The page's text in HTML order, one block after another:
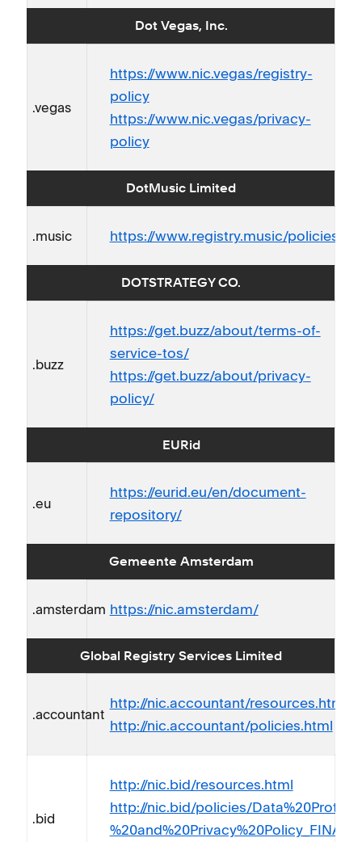
Dot Vegas, Inc.
.vegas
https://www.nic.vegas/registry-
policy
https://www.nic.vegas/privacy-
policy
DotMusic Limited
.music https://www.registry.music/policies
DOTSTRATEGY CO.
.buzz
https://get.buzz/about/terms-of-
service-tos/
https://get.buzz/about/privacy-
policy/
EURid
.eu
https://eurid.eu/en/document-
repository/
Gemeente Amsterdam
.amsterdam https://nic.amsterdam/
Global Registry Services Limited
.accountant
http://nic.accountant/resources.html
http://nic.accountant/policies.html
.bid
http://nic.bid/resources.html
http://nic.bid/policies/